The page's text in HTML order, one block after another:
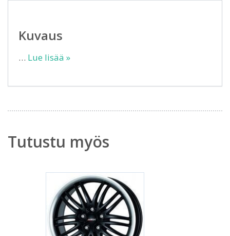
Kuvaus
… Lue lisää »
Tutustu myös